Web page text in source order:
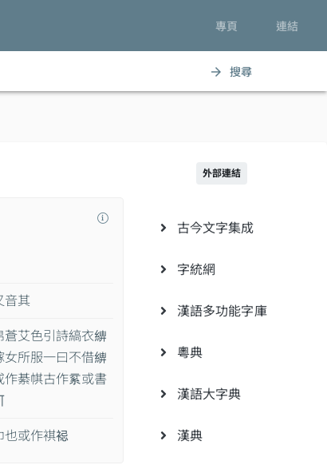
專頁 連結
arrow_forward 搜尋
音其
蒼艾色引詩縞衣𦁰
女所服一曰不借𦁰
作綦帺古作𥾟或書
也或作褀𧚈
外部連結
古今文字集成
字統網
漢語多功能字庫
粵典
漢語大字典
漢典